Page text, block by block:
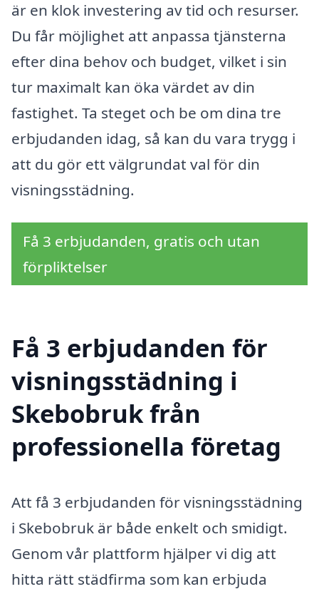
är en klok investering av tid och resurser.
Du får möjlighet att anpassa tjänsterna
efter dina behov och budget, vilket i sin
tur maximalt kan öka värdet av din
fastighet. Ta steget och be om dina tre
erbjudanden idag, så kan du vara trygg i
att du gör ett välgrundat val för din
visningsstädning.
Få 3 erbjudanden, gratis och utan
förpliktelser
Få 3 erbjudanden för
visningsstädning i
Skebobruk från
professionella företag
Att få 3 erbjudanden för visningsstädning
i Skebobruk är både enkelt och smidigt.
Genom vår plattform hjälper vi dig att
hitta rätt städfirma som kan erbjuda